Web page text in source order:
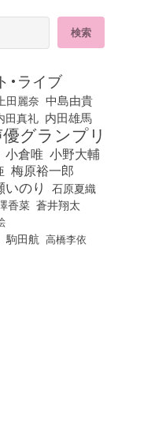
・ライブ
上田麗奈 中島由貴
田真礼 内田雄馬
グランプリ
小倉唯 小野大輔
梅原裕一郎
いのり 石原夏織
香菜 蒼井翔太
駒田航 高橋李依